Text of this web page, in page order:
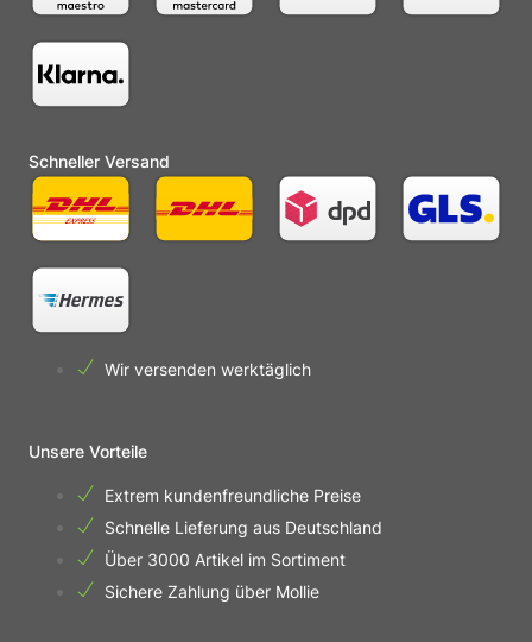
Schneller Versand
Wir versenden werktäglich
Unsere Vorteile
Extrem kundenfreundliche Preise
Schnelle Lieferung aus Deutschland
Über 3000 Artikel im Sortiment
Sichere Zahlung über Mollie